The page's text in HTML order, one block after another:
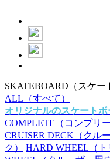
SKATEBOARD （スケー
ALL （すべて）
オリジナルのスケート
COMPLETE （コンプリ
CRUISER DECK （クル
ク）
HARD WHEEL （